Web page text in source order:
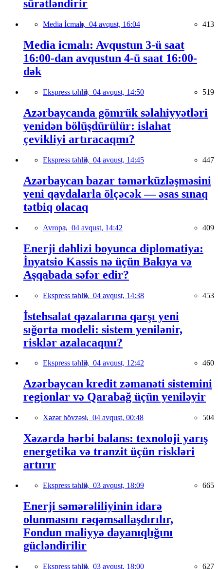
sürətləndirir
Media İcmalı, 04 avqust, 16:04 413
Media icmalı: Avqustun 3-ü saat
16:00-dan avqustun 4-ü saat 16:00-
dək
Ekspress təhlil, 04 avqust, 14:50 519
Azərbaycanda gömrük səlahiyyətləri
yenidən bölüşdürülür: islahat
çevikliyi artıracaqmı?
Ekspress təhlil, 04 avqust, 14:45 447
Azərbaycan bazar təmərküzləşməsini
yeni qaydalarla ölçəcək — əsas sınaq
tətbiq olacaq
Avropa, 04 avqust, 14:42 409
Enerji dəhlizi boyunca diplomatiya:
İnyatsio Kassis nə üçün Bakıya və
Aşqabada səfər edir?
Ekspress təhlil, 04 avqust, 14:38 453
İstehsalat qəzalarına qarşı yeni
sığorta modeli: sistem yenilənir,
risklər azalacaqmı?
Ekspress təhlil, 04 avqust, 12:42 460
Azərbaycan kredit zəmanəti sistemini
regionlar və Qarabağ üçün yeniləyir
Xəzər hövzəsi, 04 avqust, 00:48 504
Xəzərdə hərbi balans: texnoloji yarış
energetika və tranzit üçün riskləri
artırır
Ekspress təhlil, 03 avqust, 18:09 665
Enerji səmərəliliyinin idarə
olunmasını rəqəmsallaşdırılır,
Fondun maliyyə dayanıqlığını
gücləndirilir
Ekspress təhlil, 03 avqust, 18:00 627